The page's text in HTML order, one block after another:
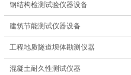
钢结构检测试验仪器设备
建筑节能测试仪器设备
工程地质隧道坝体勘测仪器
混凝土耐久性测试仪器